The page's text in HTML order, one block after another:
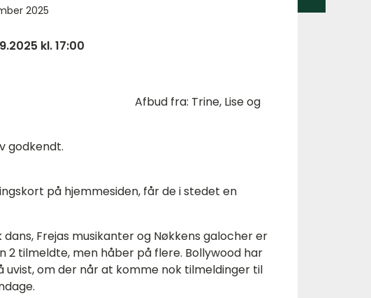
2025
kl. 17:00
og Alfred Afbud fra: Trine, Lise og
godkendt.
på hjemmesiden, får de i stedet en
Frejas musikanter og Nøkkens galocher er
2 tilmeldte, men håber på flere. Bollywood har
uvist, om der når at komme nok tilmeldinger til